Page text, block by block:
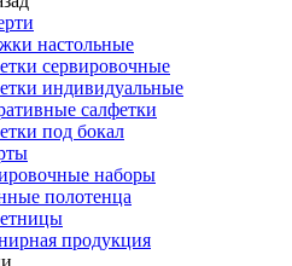
настольные
сервировочные
индивидуальные
салфетки
под бокал
наборы
полотенца
продукция